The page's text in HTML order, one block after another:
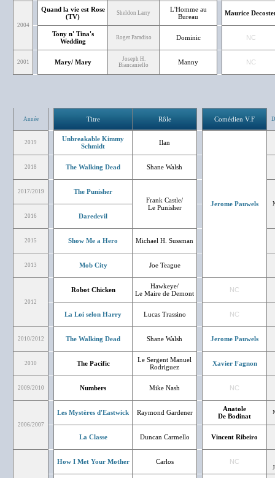
2004
Quand la vie est Rose
(TV)
Sheldon Larry
L'Homme au
Bureau
Maurice
Tony n' Tina's
Wedding
Roger Paradiso Dominic NC
2001 Mary/ Mary
Joseph H.
Biancaniello
Manny NC
Année Titre Rôle Comédien V.F
2019
Unbreakable Kimmy
Schmidt
Ilan
Jerome Pauwels
2018 The Walking Dead Shane Walsh
2017/2019
The Punisher
Frank Castle/
Le Punisher
2016
Daredevil
2015 Show Me a Hero Michael H. Sussman
2013 Mob City Joe Teague
2012
Robot Chicken
Hawkeye/
Le Maire de Demont
NC
La Loi selon Harry Lucas Trassino NC
2010/2012 The Walking Dead Shane Walsh Jerome Pauwels
2010 The Pacific
Le Sergent Manuel
Rodriguez
Xavier Fagnon
2009/2010 Numbers Mike Nash NC
2006/2007
Les Mystères d'Eastwick Raymond Gardener
Anatole
De Bodinat
La Classe Duncan Carmello Vincent Ribeiro
How I Met Your Mother Carlos NC